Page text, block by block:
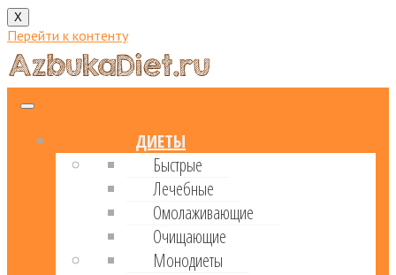
X
Перейти к контенту
ДИЕТЫ
Быстрые
Лечебные
Омолаживающие
Очищающие
Монодиеты